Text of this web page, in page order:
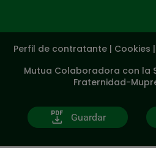
Perfil de contratante| Cookies |
Mutua Colaboradora con la
Fraternidad-
Guardar